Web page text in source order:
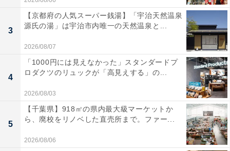
3
【京都府の人気スーパー銭湯】「宇治天然温泉
源氏の湯」は宇治市内唯一の天然温泉と...
2026/08/07
4
「1000円には見えなかった」スタンダードプ
ロダクツのリュックが「高見えする」の...
2026/08/03
5
【千葉県】918㎡の県内最大級マーケットか
ら、廃校をリノベした直売所まで。ファー...
2026/08/06